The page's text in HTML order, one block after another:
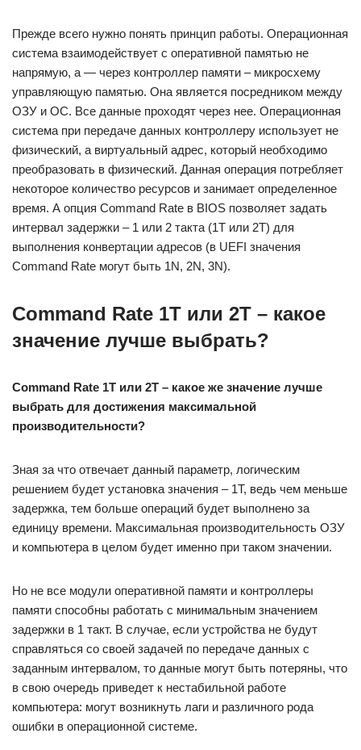
Прежде всего нужно понять принцип работы. Операционная
система взаимодействует с оперативной памятью не
напрямую, а — через контроллер памяти – микросхему
управляющую памятью. Она является посредником между
ОЗУ и ОС. Все данные проходят через нее. Операционная
система при передаче данных контроллеру использует не
физический, а виртуальный адрес, который необходимо
преобразовать в физический. Данная операция потребляет
некоторое количество ресурсов и занимает определенное
время. А опция Command Rate в BIOS позволяет задать
интервал задержки – 1 или 2 такта (1T или 2T) для
выполнения конвертации адресов (в UEFI значения
Command Rate могут быть 1N, 2N, 3N).
Command Rate 1T или 2T – какое
значение лучше выбрать?
Command Rate 1T или 2T – какое же значение лучше
выбрать для достижения максимальной
производительности?
Зная за что отвечает данный параметр, логическим
решением будет установка значения – 1T, ведь чем меньше
задержка, тем больше операций будет выполнено за
единицу времени. Максимальная производительность ОЗУ
и компьютера в целом будет именно при таком значении.
Но не все модули оперативной памяти и контроллеры
памяти способны работать с минимальным значением
задержки в 1 такт. В случае, если устройства не будут
справляться со своей задачей по передаче данных с
заданным интервалом, то данные могут быть потеряны, что
в свою очередь приведет к нестабильной работе
компьютера: могут возникнуть лаги и различного рода
ошибки в операционной системе.